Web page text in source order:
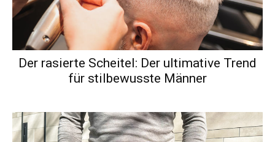
Der rasierte Scheitel: Der ultimative Trend
für stilbewusste Männer